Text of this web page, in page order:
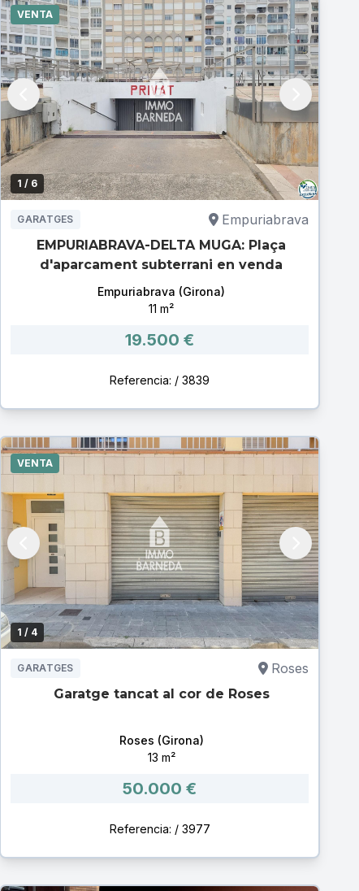
1 / 6
VENTA
GARATGES Empuriabrava
EMPURIABRAVA-DELTA MUGA: Plaça
d'aparcament subterrani en venda
Empuriabrava (Girona)
11 m²
19.500 €
Referencia: / 3839
1 / 4
VENTA
GARATGES Roses
Garatge tancat al cor de Roses
Roses (Girona)
13 m²
50.000 €
Referencia: / 3977